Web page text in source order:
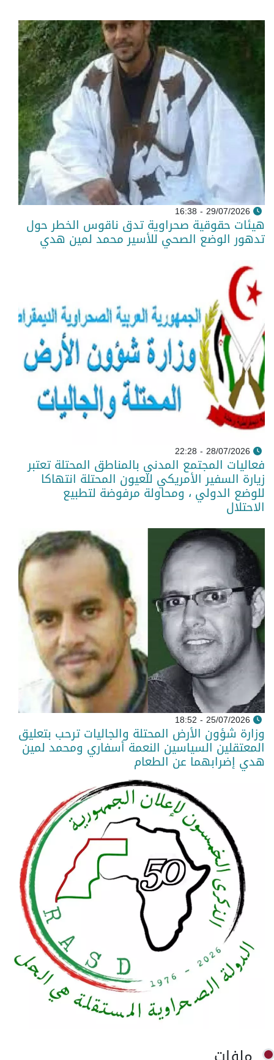
29/07/2026 - 16:38
هيئات حقوقية صحراوية تدق ناقوس الخطر حول
تدهور الوضع الصحي للأسير محمد لمين هدي
28/07/2026 - 22:28
فعاليات المجتمع المدني بالمناطق المحتلة تعتبر
زيارة السفير الأمريكي للعيون المحتلة انتهاكا
للوضع الدولي ، ومحاولة مرفوضة لتطبيع
الاحتلال
25/07/2026 - 18:52
وزارة شؤون الأرض المحتلة والجاليات ترحب بتعليق
المعتقلين السياسين النعمة أسفاري ومحمد لمين
هدي إضرابهما عن الطعام